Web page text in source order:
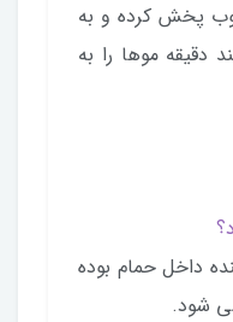
پخش کرده و به
دقیقه موها را به
داخل حمام بوده
شود.